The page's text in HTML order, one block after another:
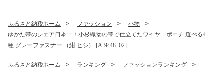
ふるさと納税ホーム ファッション
小物
ゆかた帯のシェア日本一！小杉織物の帯で仕立てたワイヤ―ポーチ 選べる4
種 グレーファスナー （紺 ヒシ） [A-9448_02]
ふるさと納税ホーム ランキング ファッションランキング